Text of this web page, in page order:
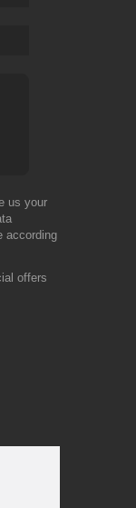
us your
according
offers